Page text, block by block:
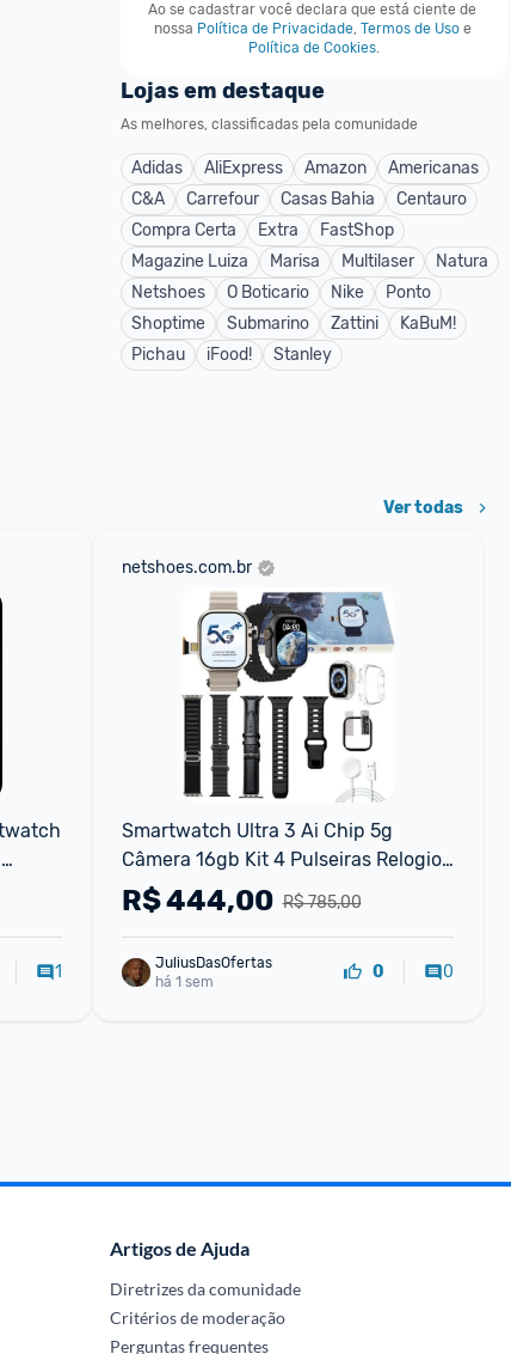
Ao se cadastrar você declara que está ciente de
nossa Política de Privacidade, Termos de Uso e
Política de Cookies.
Lojas em destaque
As melhores, classificadas pela comunidade
Adidas AliExpress Amazon
Americanas
C&A
Carrefour Casas Bahia
Centauro
Compra Certa
Extra
FastShop
Magazine Luiza
Marisa Multilaser
Natura
Netshoes
O Boticario Nike
Ponto
Shoptime
Submarino Zattini
KaBuM!
Pichau
iFood! Stanley
Ver todas
1
netshoes.com.br
Smartwatch Ultra 3 Ai Chip 5g
Câmera 16gb Kit 4 Pulseiras Relogio
Inteligente Lançamento
R$ 785,00
R$444,00
JuliusDasOfertas
há 1 sem
0 0
Artigos de Ajuda
Diretrizes da comunidade
Critérios de moderação
Perguntas frequentes